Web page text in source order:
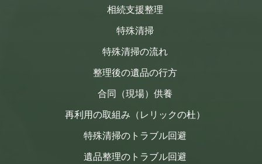
相続支援整理
特殊清掃
特殊清掃の流れ
整理後の遺品の行方
合同（現場）供養
再利用の取組み（レリックの杜）
特殊清掃のトラブル回避
遺品整理のトラブル回避